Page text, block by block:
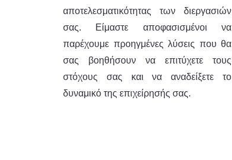
αποτελεσματικότητας των διεργασιών
σας. Είμαστε αποφασισμένοι να
παρέχουμε προηγμένες λύσεις που θα
σας βοηθήσουν να επιτύχετε τους
στόχους σας και να αναδείξετε το
δυναμικό της επιχείρησής σας.